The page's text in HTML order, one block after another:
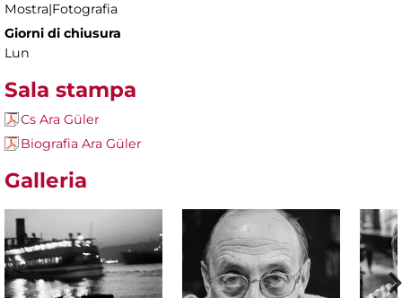
Mostra|Fotografia
Giorni di chiusura
Lun
Sala stampa
Cs Ara Güler
Biografia Ara Güler
Galleria